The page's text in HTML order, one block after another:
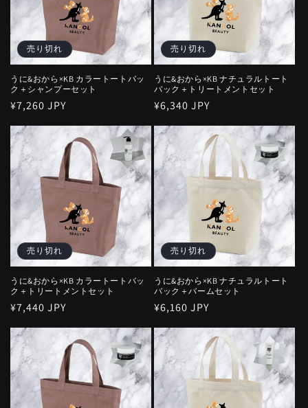
売り切れ
うに&おから×KB カラートートバッ
ク＋シャンプーセット
通
価
格
¥7,260 JPY
売り切れ
うに&おから×KB ナチュラルトート
バック＋トリートメントセット
通
価
格
¥6,340 JPY
売り切れ
うに&おから×KB カラートートバッ
ク＋トリートメントセット
通
価
格
¥7,440 JPY
売り切れ
うに&おから×KB ナチュラルトート
バック＋バームセット
通
価
格
¥6,160 JPY